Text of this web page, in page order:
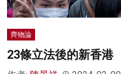
齊物論
23條立法後的新香港